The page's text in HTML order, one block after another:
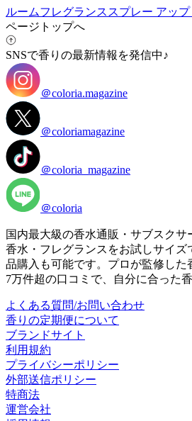
ルームフレグランススプレー アッ
ページトップへ
SNSで香りの最新情報を発信中♪
＠coloria.magazine
＠coloriamagazine
＠coloria_magazine
＠coloria
国内最大級の香水通販・サブスクサ
香水・フレグランスをお試しサイズ
品購入も可能です。プロが監修した
7万件超の口コミで、自分に合った
よくある質問/お問い合わせ
香りの定期便について
ブランドサイト
利用規約
プライバシーポリシー
外部送信ポリシー
特商法
運営会社